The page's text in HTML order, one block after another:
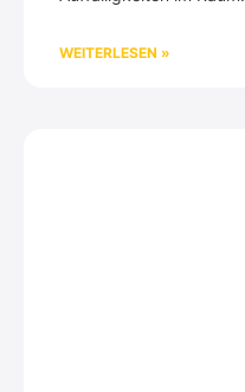
WEITERLESEN »